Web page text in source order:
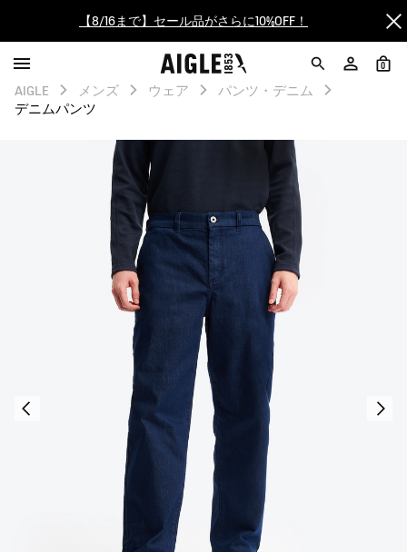
ログイン/会員登録で送料＆返品無料
AIGLE CLUB ポイントサービス終了のお知らせ
【8/16まで】セール品がさらに10%OFF！
【最大50%OFF】FINAL SALEがスタート！
ログイン/会員登録で送料＆返品無料
AIGLE CLUB ポイントサービス終了のお知らせ
0
AIGLE メンズ ウェア
パンツ・デニム
デニムパンツ